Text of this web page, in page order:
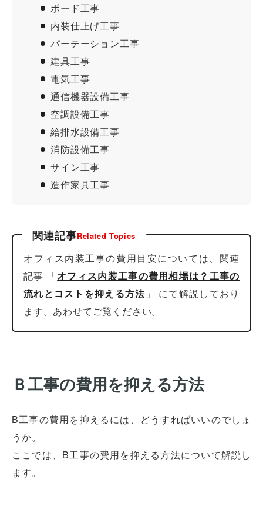
ボード工事
内装仕上げ工事
パーテーション工事
建具工事
電気工事
通信機器設備工事
空調設備工事
給排水設備工事
消防設備工事
サイン工事
造作家具工事
関連記事Related Topics
オフィス内装工事の費用目安については、関連
記事 「オフィス内装工事の費用相場は？工事の
流れとコストを抑える方法 」 にて解説しており
ます。あわせてご覧ください。
Ｂ工事の費用を抑える方法
B工事の費用を抑えるには、どうすればいいのでしょ
うか。
ここでは、B工事の費用を抑える方法について解説し
ます。